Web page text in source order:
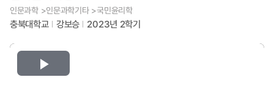
인문과학 >인문과학기타 >국민윤리학
충북대학교 강보승 2023년 2학기
Play